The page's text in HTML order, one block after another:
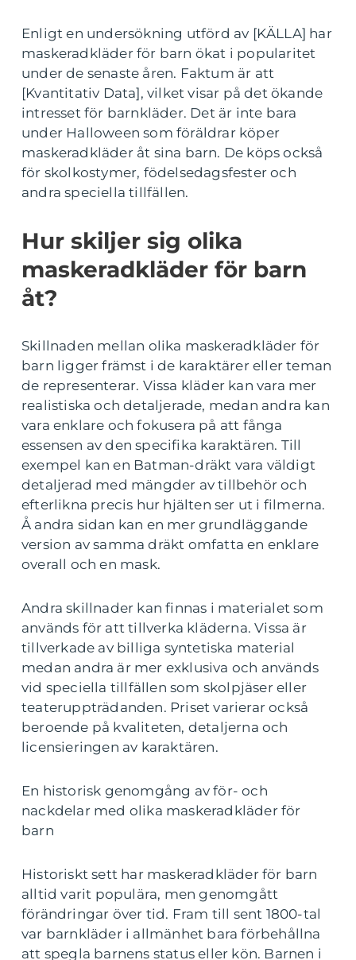
Enligt en undersökning utförd av [KÄLLA] har
maskeradkläder för barn ökat i popularitet
under de senaste åren. Faktum är att
[Kvantitativ Data], vilket visar på det ökande
intresset för barnkläder. Det är inte bara
under Halloween som föräldrar köper
maskeradkläder åt sina barn. De köps också
för skolkostymer, födelsedagsfester och
andra speciella tillfällen.
Hur skiljer sig olika
maskeradkläder för barn
åt?
Skillnaden mellan olika maskeradkläder för
barn ligger främst i de karaktärer eller teman
de representerar. Vissa kläder kan vara mer
realistiska och detaljerade, medan andra kan
vara enklare och fokusera på att fånga
essensen av den specifika karaktären. Till
exempel kan en Batman-dräkt vara väldigt
detaljerad med mängder av tillbehör och
efterlikna precis hur hjälten ser ut i filmerna.
Å andra sidan kan en mer grundläggande
version av samma dräkt omfatta en enklare
overall och en mask.
Andra skillnader kan finnas i materialet som
används för att tillverka kläderna. Vissa är
tillverkade av billiga syntetiska material
medan andra är mer exklusiva och används
vid speciella tillfällen som skolpjäser eller
teateruppträdanden. Priset varierar också
beroende på kvaliteten, detaljerna och
licensieringen av karaktären.
En historisk genomgång av för- och
nackdelar med olika maskeradkläder för
barn
Historiskt sett har maskeradkläder för barn
alltid varit populära, men genomgått
förändringar över tid. Fram till sent 1800-tal
var barnkläder i allmänhet bara förbehållna
att spegla barnens status eller kön. Barnen i